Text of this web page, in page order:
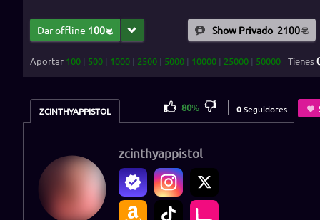
Dar offline 100 Show Privado 2100
Aportar 100 | 500 | 1000 | 2500 | 5000 | 10000 | 25000 | 50000 Tienes
ZCINTHYAPPISTOL 80% 0Seguidores
zcinthyappistol